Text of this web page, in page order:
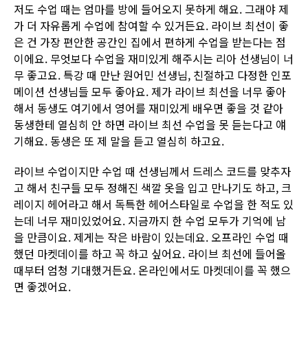
저도 수업 때는 엄마를 방에 들어오지 못하게 해요. 그래야 제
가 더 자유롭게 수업에 참여할 수 있거든요. 라이브 최선이 좋
은 건 가장 편안한 공간인 집에서 편하게 수업을 받는다는 점
이에요. 무엇보다 수업을 재미있게 해주시는 리아 선생님이 너
무 좋고요. 특강 때 만난 원어민 선생님, 친절하고 다정한 인포
메이션 선생님들 모두 좋아요. 제가 라이브 최선을 너무 좋아
해서 동생도 여기에서 영어를 재미있게 배우면 좋을 것 같아
동생한테 열심히 안 하면 라이브 최선 수업을 못 듣는다고 얘
기해요. 동생은 또 제 말을 듣고 열심히 하고요.
라이브 수업이지만 수업 때 선생님께서 드레스 코드를 맞추자
고 해서 친구들 모두 정해진 색깔 옷을 입고 만나기도 하고, 크
레이지 헤어라고 해서 독특한 헤어스타일로 수업을 한 적도 있
는데 너무 재미있었어요. 지금까지 한 수업 모두가 기억에 남
을 만큼이요. 제게는 작은 바람이 있는데요. 오프라인 수업 때
했던 마켓데이를 하고 꼭 하고 싶어요. 라이브 최선에 들어올
때부터 엄청 기대했거든요. 온라인에서도 마켓데이를 꼭 했으
면 좋겠어요.